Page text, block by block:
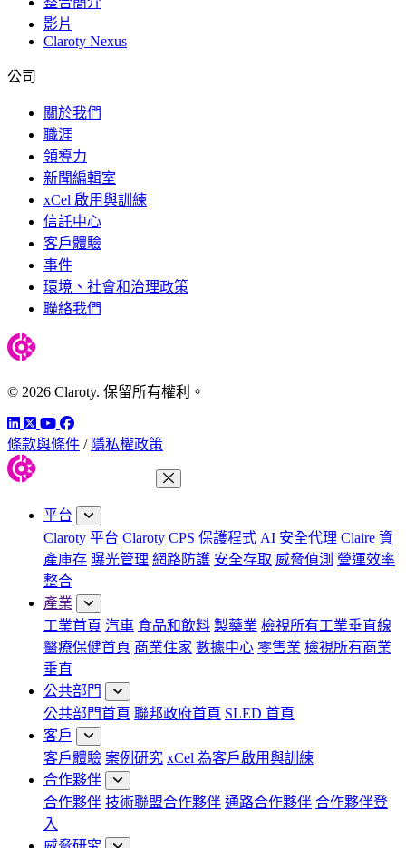
影片
Claroty Nexus
公司
關於我們
職涯
領導力
新聞編輯室
xCel 啟用與訓練
信託中心
客戶體驗
事件
環境、社會和治理政策
聯絡我們
© 2026 Claroty. 保留所有權利。
LinkedIn
TwitterYouTube
Facebook
條款與條件 / 隱私權政策
平台
Claroty 平台 Claroty CPS 保護程式 AI 安全代理 Claire 資
產庫存 曝光管理 網路防護 安全存取 威脅偵測 營運效率
整合
產業
工業首頁 汽車 食品和飲料 製藥業 檢視所有工業垂直線
醫療保健首頁 商業住家 數據中心 零售業 檢視所有商業
垂直
公共部門
公共部門首頁 聯邦政府首頁 SLED 首頁
客戶
客戶體驗 案例研究 xCel 為客戶啟用與訓練
合作夥伴
合作夥伴 技術聯盟合作夥伴 通路合作夥伴 合作夥伴登
入